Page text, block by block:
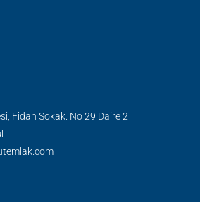
Fidan Sokak. No 29 Daire 2